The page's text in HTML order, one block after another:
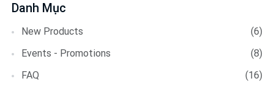
Danh Mục
New Products
(6)
Events - Promotions
(8)
FAQ
(16)